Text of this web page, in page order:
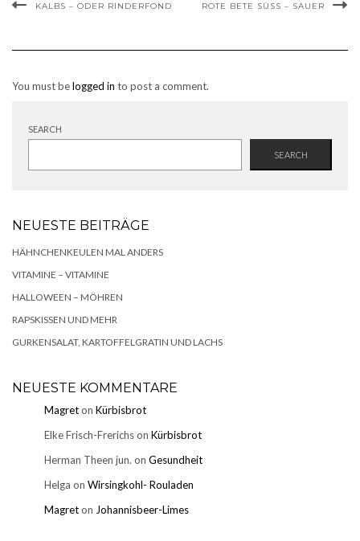
KALBS – ODER RINDERFOND ROTE BETE SÜSS – SAUER
You must belogged in to post a comment.
SEARCH
SEARCH
NEUESTE BEITRÄGE
HÄHNCHENKEULEN MAL ANDERS
VITAMINE – VITAMINE
HALLOWEEN – MÖHREN
RAPSKISSEN UND MEHR
GURKENSALAT, KARTOFFELGRATIN UND LACHS
NEUESTE KOMMENTARE
Magreton Kürbisbrot
Elke Frisch-Frerichson Kürbisbrot
Herman Theen jun. on Gesundheit
Helga on Wirsingkohl- Rouladen
Magreton Johannisbeer-Limes